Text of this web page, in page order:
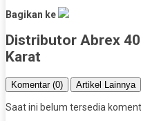
Bagikan ke
Distributor Abrex
Karat
Komentar (0) Artikel Lainnya
Saat ini belum tersedia